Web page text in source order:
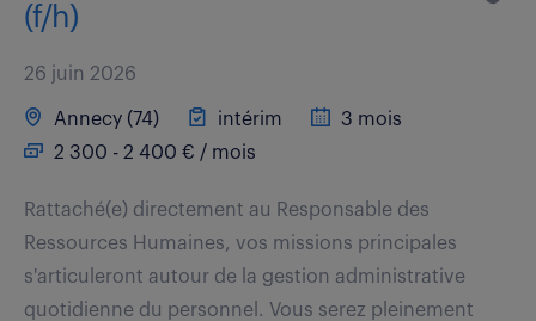
(f/h)
26 juin 2026
Annecy (74) intérim
3 mois
2 300 - 2 400 € / mois
Rattaché(e) directement au Responsable des
Ressources Humaines, vos missions principales
s'articuleront autour de la gestion administrative
quotidienne du personnel. Vous serez pleinement